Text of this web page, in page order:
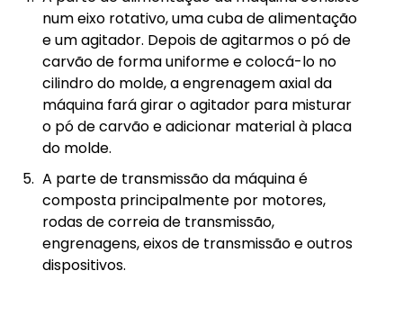
num eixo rotativo, uma cuba de alimentação
e um agitador. Depois de agitarmos o pó de
carvão de forma uniforme e colocá-lo no
cilindro do molde, a engrenagem axial da
máquina fará girar o agitador para misturar
o pó de carvão e adicionar material à placa
do molde.
A parte de transmissão da máquina é
composta principalmente por motores,
rodas de correia de transmissão,
engrenagens, eixos de transmissão e outros
dispositivos.